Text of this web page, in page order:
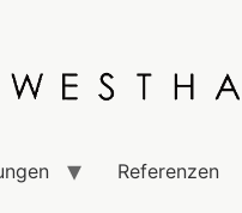
Referenzen